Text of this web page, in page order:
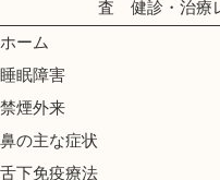
ホーム
睡眠障害
禁煙外来
鼻の主な症状
舌下免疫療法